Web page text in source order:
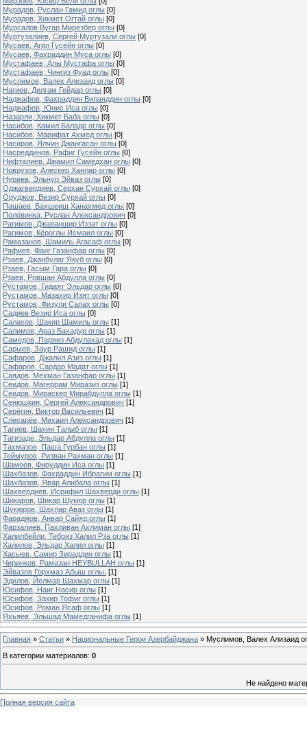
Мурадов, Руслан Гамид оглы [0]
Мурадов, Хикмет Огтай оглы [0]
Мурсалов Вугар Мирезбер оглы [0]
Муртузалиев, Сергей Муртузали оглы [0]
Мусаев, Агил Гусейн оглы [0]
Мусаев, Фахраддин Муса оглы [0]
Мустафаев, Алы Мустафа оглы [0]
Мустафаев, Чингиз Фуад оглы [0]
Муслимов, Валех Ализаид оглы [0]
Нагиев, Дилгам Гейдар оглы [0]
Наджафов, Фахраддин Вилаяддин оглы [0]
Наджафов, Юнис Иса оглы [0]
Назарли, Хикмет Баба оглы [0]
Насибов, Камил Баладе оглы [0]
Насибов, Марифат Ахмед оглы [0]
Насиров, Ялчин Джангасан оглы [0]
Насреддинов, Рафиг Гусейн оглы [0]
Нифталиев, Джамил Самедхан оглы [0]
Новрузов, Алескер Ханлар оглы [0]
Нуриев, Эльнур Эйваз оглы [0]
Оджагвердиев, Серхан Сурхай оглы [0]
Оруджов, Везир Сурхай оглы [0]
Пашаев, Бахшеиш Ханахмед оглы [0]
Половинка, Руслан Александрович [0]
Рагимов, Джаваншир Иззат оглы [0]
Рагимов, Кёроглы Исмаил оглы [0]
Рамазанов, Шамиль Агасаф оглы [0]
Рафиев, Фаиг Газанфар оглы [0]
Рзаев, Джанбулаг Якуб оглы [0]
Рзаев, Гасым Гара оглы [0]
Рзаев, Ровшан Абдулла оглы [0]
Рустамов, Гидаят Эльдар оглы [0]
Рустамов, Мазахир Изят оглы [0]
Рустамов, Физули Салах оглы [0]
Садиев Везир Иса оглы [0]
Салахов, Шакир Шамиль оглы [1]
Салимов, Араз Бахадур оглы [1]
Самедов, Парвиз Абдулахад оглы [1]
Сарыев, Заур Рашид оглы [1]
Сафаров, Джалил Азиз оглы [1]
Сафаров, Сардар Мадат оглы [1]
Саядов, Мехман Газанфар оглы [1]
Сеидов, Магеррам Миразиз оглы [1]
Сеидов, Мираскер Мирабдулла оглы [1]
Сенюшкин, Сергей Александрович [1]
Серёгин, Виктор Васильевич [1]
Слесарёв, Михаил Александрович [1]
Тагиев, Шахин Талыб оглы [1]
Тагизаде, Эльдар Абдулла оглы [1]
Тахмазов, Паша Гурбан оглы [1]
Теймуров, Ризван Рахман оглы [1]
Шамоев, Фируддин Иса оглы [1]
Шахбазов, Фахраддин Ибрагим оглы [1]
Шахбазов, Явар Алибала оглы [1]
Шахвердиев, Исрафил Шахверди оглы [1]
Шикаров, Шикар Шукюр оглы [1]
Шукюров, Шахлар Аваз оглы [1]
Фараджов, Анвар Cайяд оглы [1]
Фарзалиев, Пахливан Ахлиман оглы [1]
Халилбейли, Тебриз Халил Рза оглы [1]
Халилов, Эльдар Халил оглы [1]
Хасыев, Самир Зираддин оглы [1]
Чиринков, Рамазан HEYBULLAH оглы [1]
Эйвазов Горхмаз Абыш оглы. [1]
Эдилов, Йелмар Шахмар оглы [1]
Юсифов, Наиг Насир оглы [1]
Юсифов, Закир Тофиг оглы [1]
Юсифов, Роман Ясаф оглы [1]
Яхьяев, Эльшад Мамедганифа оглы [1]
Главная » Статьи » Национальные Герои Азербайджана » Муслимов, Валех Ализаид
В категории материалов: 0
Не найдено
Полная версия сайта